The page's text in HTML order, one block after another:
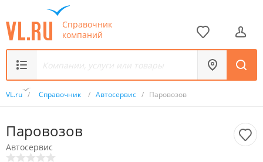
Справочник
компаний
VL.ru / Справочник / Автосервис / Паровозов
Паровозов
Автосервис